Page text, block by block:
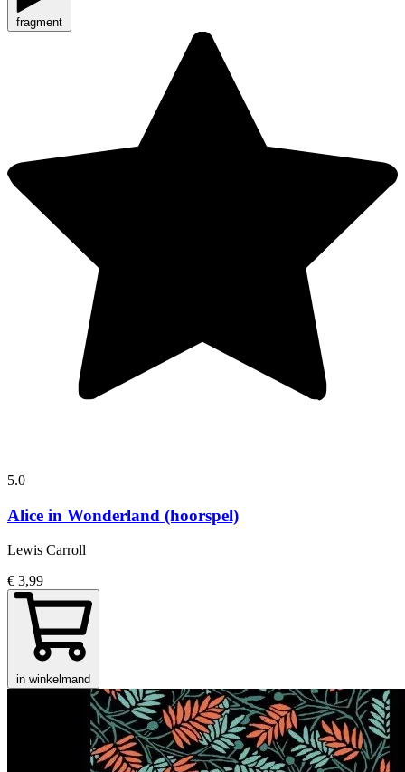
fragment
5.0
Alice in Wonderland (hoorspel)
Lewis Carroll
€ 3,99
in winkelmand